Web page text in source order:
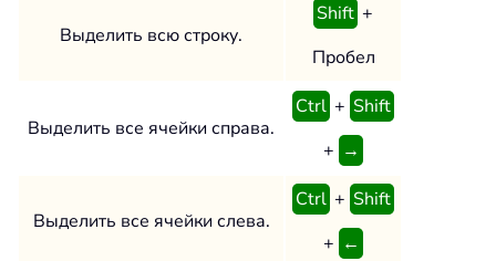
Выделить всю строку.
Shift +
Пробел
Выделить все ячейки справа.
Ctrl + Shift
+ →
Выделить все ячейки слева.
Ctrl + Shift
+ ←